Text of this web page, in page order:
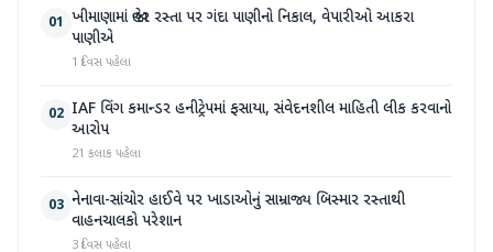
01 ખીમાણામાં જાહેર રસ્તા પર ગંદા પાણીનો નિકાલ, વેપારીઓ આકરા
પાણીએ
1 દિવસ પહેલા
02 IAF વિંગ કમાન્ડર હનીટ્રેપમાં ફસાયા, સંવેદનશીલ માહિતી લીક કરવાનો
આરોપ
21 કલાક પહેલા
03 નેનાવા-સાંચોર હાઈવે પર ખાડાઓનું સામ્રાજ્ય બિસ્માર રસ્તાથી
વાહનચાલકો પરેશાન
3 દિવસ પહેલા